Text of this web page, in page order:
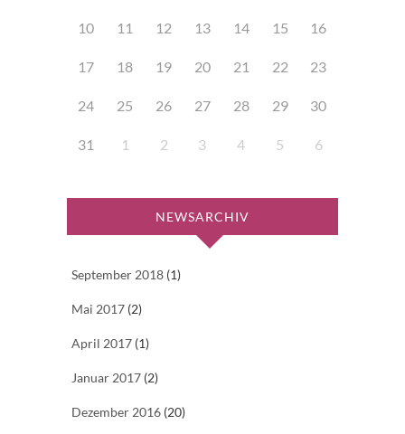
10 11 12 13 14 15 16
17 18 19 20 21 22 23
24 25 26 27 28 29 30
31 1 2 3 4 5 6
NEWSARCHIV
September 2018 (1)
Mai 2017 (2)
April 2017 (1)
Januar 2017 (2)
Dezember 2016 (20)